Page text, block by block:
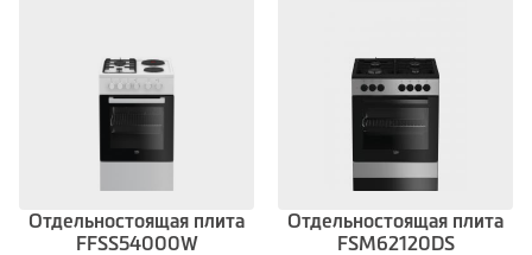
Отдельностоящая плита
FFSS54000W
Отдельностоящая плита
FSM62120DS